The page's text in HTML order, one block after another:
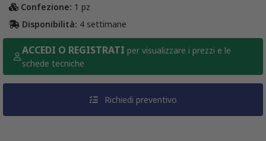
Confezione: 1 pz
Disponibilità: 4 settimane
ACCEDI O REGISTRATI per visualizzare i prezzi e le
schede tecniche
Richiedi preventivo